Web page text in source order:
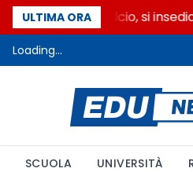
ULTIMA ORA
Riforma del calcio, si
Loading...
SCUOLA UNIVERSITÀ